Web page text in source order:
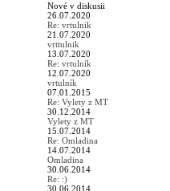
Nové v diskusii
26.07.2020
Re: vrtulnik
21.07.2020
vrttulnik
13.07.2020
Re: vrtulník
12.07.2020
vrtulník
07.01.2015
Re: Vylety z MT
30.12.2014
Vylety z MT
15.07.2014
Re: Omladina
14.07.2014
Omladina
30.06.2014
Re: :)
30.06.2014